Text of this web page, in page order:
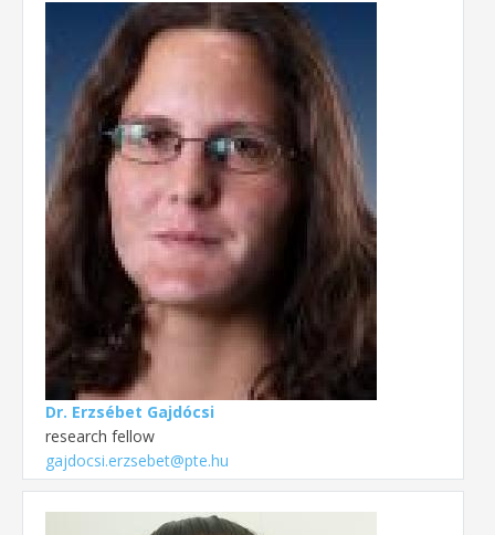
Dr. Erzsébet Gajdócsi
research fellow
gajdocsi.erzsebet@pte.hu